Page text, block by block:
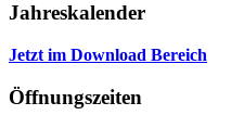
Jahreskalender
Jetzt im Download Bereich
Öffnungszeiten